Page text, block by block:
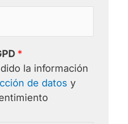
*
la información
de datos y